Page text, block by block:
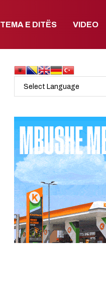
TEMA E DITËS VIDEO